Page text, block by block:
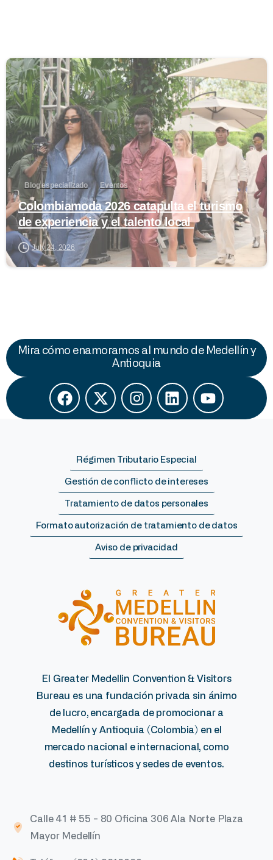
0
Blog especializado Eventos
Colombiamoda 2026 catapulta el turismo
de experiencia y el talento local
July 24, 2026
Mira cómo enamoramos al mundo de Medellín y
Antioquia
Régimen Tributario Especial
Gestión de conflicto de intereses
Tratamiento de datos personales
Formato autorización de tratamiento de datos
Aviso de privacidad
El Greater Medellin Convention & Visitors
Bureau es una fundación privada sin ánimo
de lucro, encargada de promocionar a
Medellín y Antioquia (Colombia) en el
mercado nacional e internacional, como
destinos turísticos y sedes de eventos.
Calle 41 # 55 - 80 Oficina 306 Ala Norte Plaza
Mayor Medellín